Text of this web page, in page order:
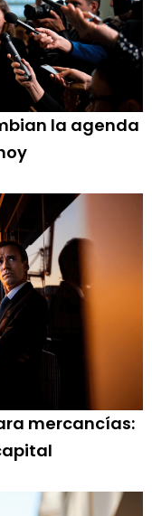
la agenda
mercancías: